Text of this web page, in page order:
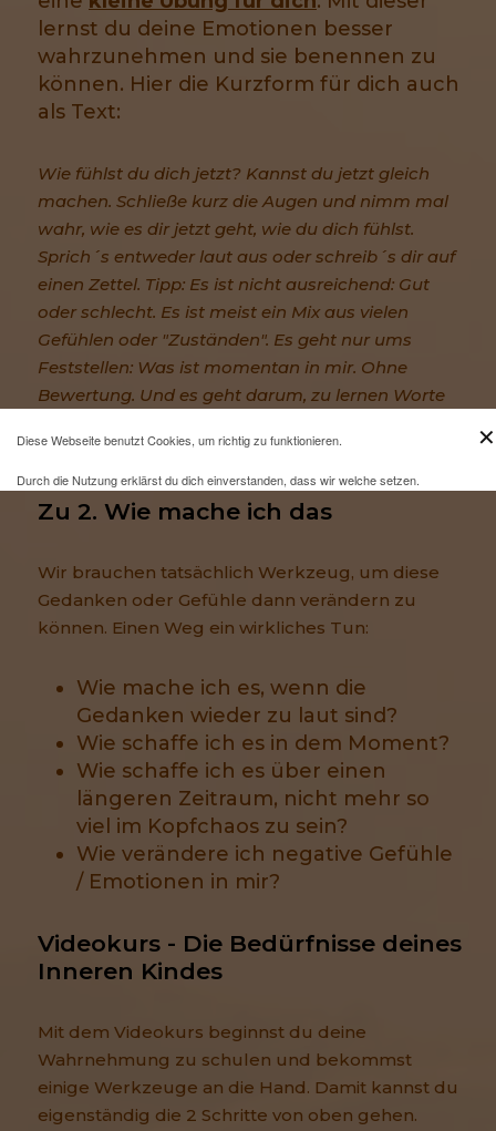
lernst du deine Emotionen besser
wahrzunehmen und sie benennen zu
können. Hier die Kurzform für dich auch
als Text:
Wie fühlst du dich jetzt? Kannst du jetzt gleich
machen. Schließe kurz die Augen und nimm mal
wahr, wie es dir jetzt geht, wie du dich fühlst.
Sprich´s entweder laut aus oder schreib´s dir auf
einen Zettel. Tipp: Es ist nicht ausreichend: Gut
oder schlecht. Es ist meist ein Mix aus vielen
Gefühlen oder "Zuständen". Es geht nur ums
Feststellen: Was ist momentan in mir. Ohne
Bewertung. Und es geht darum, zu lernen Worte
Immer in anderen Momenten.
Zu 2. Wie mache ich das
Wir brauchen tatsächlich Werkzeug, um diese
Gedanken oder Gefühle dann verändern zu
können. Einen Weg ein wirkliches Tun:
Wie mache ich es, wenn die
Gedanken wieder zu laut sind?
Wie schaffe ich es in dem Moment?
Wie schaffe ich es über einen
längeren Zeitraum, nicht mehr so
viel im Kopfchaos zu sein?
Wie verändere ich negative Gefühle
/ Emotionen in mir?
Videokurs - Die Bedürfnisse deines
Inneren Kindes
Mit dem Videokurs beginnst du deine
Wahrnehmung zu schulen und bekommst
einige Werkzeuge an die Hand. Damit kannst du
eigenständig die 2 Schritte von oben gehen.
✕
Diese Webseite benutzt Cookies, um richtig zu funktionieren.
Durch die Nutzung erklärst du dich einverstanden, dass wir welche setzen.
Mehr Infos und eine Opt-out-Möglichkeit findest duhier.